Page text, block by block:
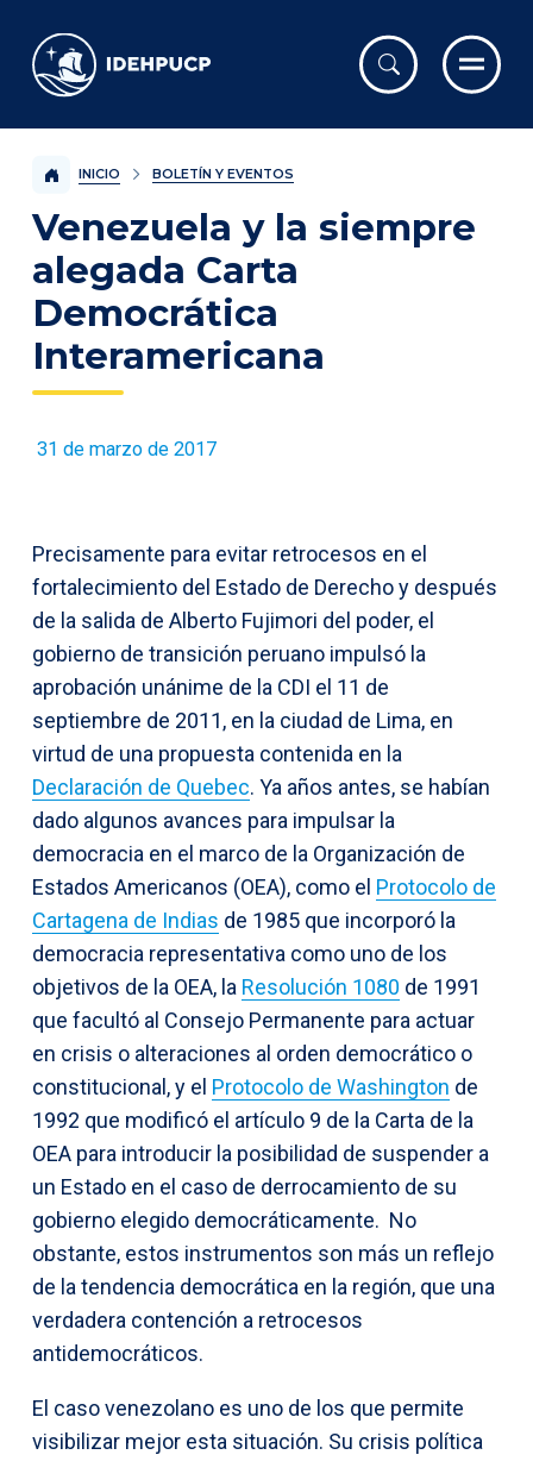
IDEHPUCP
INICIO BOLETÍN Y EVENTOS
Venezuela y la siempre
alegada Carta
Democrática
Interamericana
31 de marzo de 2017
Precisamente para evitar retrocesos en el
fortalecimiento del Estado de Derecho y después
de la salida de Alberto Fujimori del poder, el
gobierno de transición peruano impulsó la
aprobación unánime de la CDI el 11 de
septiembre de 2011, en la ciudad de Lima, en
virtud de una propuesta contenida en la
Declaración de Quebec. Ya años antes, se habían
dado algunos avances para impulsar la
democracia en el marco de la Organización de
Estados Americanos (OEA), como el Protocolo de
Cartagena de Indias de 1985 que incorporó la
democracia representativa como uno de los
objetivos de la OEA, la Resolución 1080 de 1991
que facultó al Consejo Permanente para actuar
en crisis o alteraciones al orden democrático o
constitucional, y el Protocolo de Washington de
1992 que modificó el artículo 9 de la Carta de la
OEA para introducir la posibilidad de suspender a
un Estado en el caso de derrocamiento de su
gobierno elegido democráticamente. No
obstante, estos instrumentos son más un reflejo
de la tendencia democrática en la región, que una
verdadera contención a retrocesos
antidemocráticos.
El caso venezolano es uno de los que permite
visibilizar mejor esta situación. Su crisis política